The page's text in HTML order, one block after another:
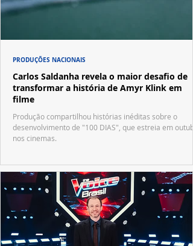
Carlos Saldanha revela o maior desafio de
transformar a história de Amyr Klink em
filme
Produção compartilhou histórias inéditas sobre o
desenvolvimento de "100 DIAS", que estreia em
nos cinemas.
PRODUÇÕES NACIONAIS